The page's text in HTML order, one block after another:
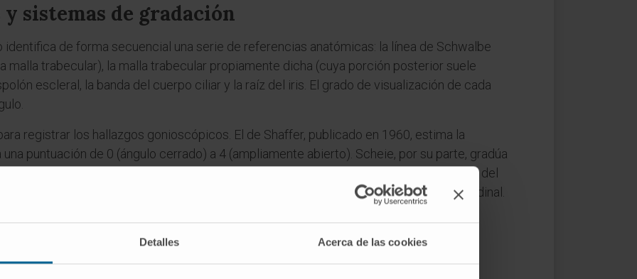
Detalles Acerca de las cookies
sistemas de gradación
de forma secuencial una serie de referencias anatómicas: la línea de Schwalbe
malla trabecular), la malla trabecular propiamente dicha (cuya porción posterior suele
escleral, la banda del cuerpo ciliar y la raíz del iris. El grado de visualización de cada
registrar los hallazgos gonioscópicos. El de Shaffer, publicado en 1960, estima la
puntuación de 0 (ángulo cerrado) a 4 (ampliamente abierto). Scheie, por su parte, gradúa
que dejan de verse. El sistema de Spaeth, más detallado, incorpora la configuración del
lo que lo hace especialmente útil en la investigación y en el seguimiento longitudinal.
"gonioscopia"?